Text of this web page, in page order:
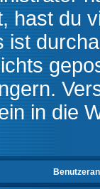
hast du
ist
in die